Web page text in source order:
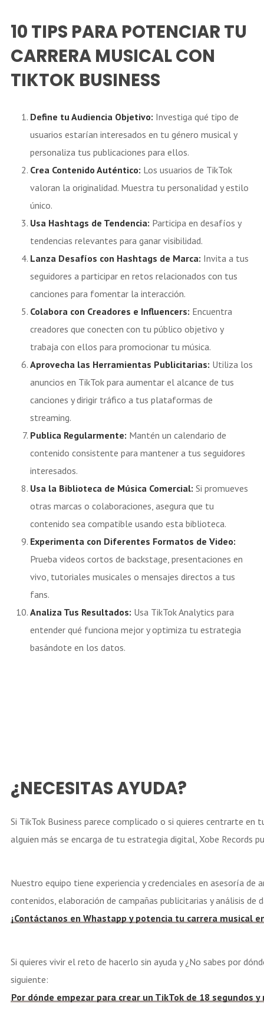
10 TIPS PARA POTENCIAR TU
CARRERA MUSICAL CON
TIKTOK BUSINESS
Define tu Audiencia Objetivo: Investiga qué tipo de
usuarios estarían interesados en tu género musical y
personaliza tus publicaciones para ellos.
Crea Contenido Auténtico: Los usuarios de TikTok
valoran la originalidad. Muestra tu personalidad y estilo
único.
Usa Hashtags de Tendencia: Participa en desafíos y
tendencias relevantes para ganar visibilidad.
Lanza Desafíos con Hashtags de Marca: Invita a tus
seguidores a participar en retos relacionados con tus
canciones para fomentar la interacción.
Colabora con Creadores e Influencers: Encuentra
creadores que conecten con tu público objetivo y
trabaja con ellos para promocionar tu música.
Aprovecha las Herramientas Publicitarias: Utiliza los
anuncios en TikTok para aumentar el alcance de tus
canciones y dirigir tráfico a tus plataformas de
streaming.
Publica Regularmente: Mantén un calendario de
contenido consistente para mantener a tus seguidores
interesados.
Usa la Biblioteca de Música Comercial: Si promueves
otras marcas o colaboraciones, asegura que tu
contenido sea compatible usando esta biblioteca.
Experimenta con Diferentes Formatos de Video:
Prueba videos cortos de backstage, presentaciones en
vivo, tutoriales musicales o mensajes directos a tus
fans.
Analiza Tus Resultados: Usa TikTok Analytics para
entender qué funciona mejor y optimiza tu estrategia
basándote en los datos.
¿NECESITAS AYUDA?
Si TikTok Business parece complicado o si quieres centrarte en
alguien más se encarga de tu estrategia digital, Xobe Records
Nuestro equipo tiene experiencia y credenciales en asesoría de
contenidos, elaboración de campañas publicitarias y análisis de
¡Contáctanos en Whastapp y potencia tu carrera musical
Si quieres vivir el reto de hacerlo sin ayuda y ¿No sabes por
siguiente:
Por dónde empezar para crear un TikTok de 18 segundos